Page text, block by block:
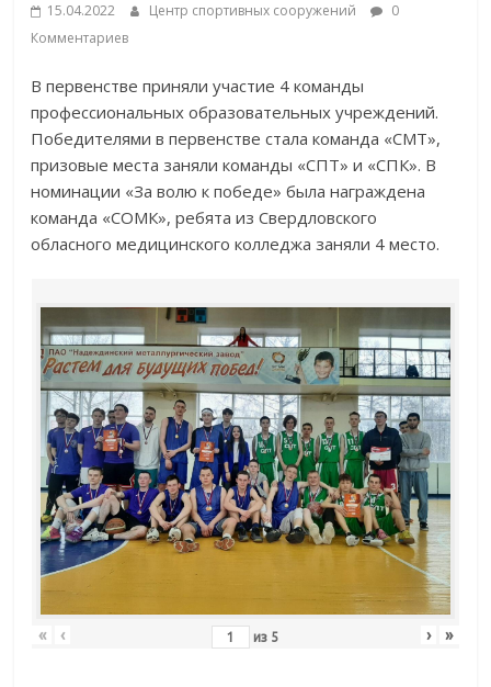
15.04.2022 Центр спортивных сооружений
0
Комментариев
В первенстве приняли участие 4 команды
профессиональных образовательных учреждений.
Победителями в первенстве стала команда «СМТ»,
призовые места заняли команды «СПТ» и «СПК». В
номинации «За волю к победе» была награждена
команда «СОМК», ребята из Свердловского
обласного медицинского колледжа заняли 4 место.
« ‹ из 5 › »